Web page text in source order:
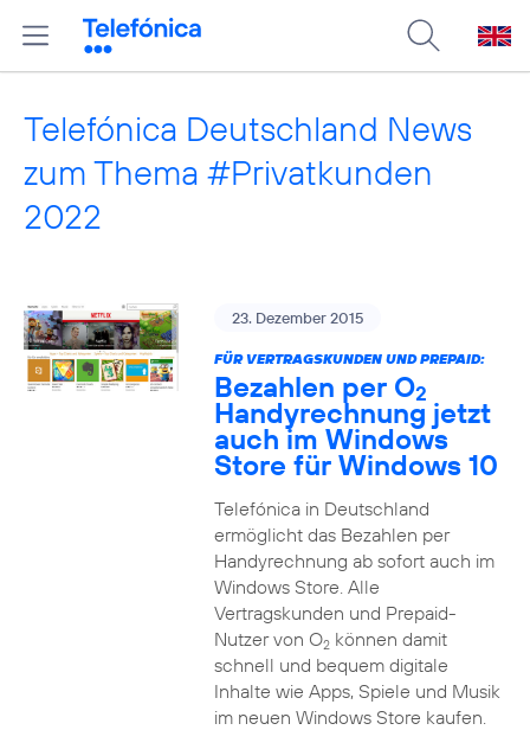
Telefónica Deutschland News
zum Thema #Privatkunden
2022
23. Dezember 2015
FÜR VERTRAGSKUNDEN UND PREPAID:
Bezahlen per O2
Handyrechnung jetzt
auch im Windows
Store für Windows 10
Telefónica in Deutschland
ermöglicht das Bezahlen per
Handyrechnung ab sofort auch im
Windows Store. Alle
Vertragskunden und Prepaid-
Nutzer von O2können damit
schnell und bequem digitale
Inhalte wie Apps, Spiele und Musik
im neuen Windows Store kaufen.